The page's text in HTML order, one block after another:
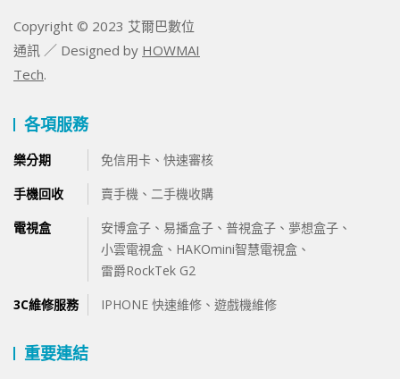
Copyright © 2023 艾爾巴數位
通訊 ／ Designed by HOWMAI
Tech.
各項服務
樂分期
免信用卡、快速審核
手機回收
賣手機、 二手機收購
電視盒
安博盒子 、 易播盒子 、 普視盒子 、 夢想盒子 、
小雲電視盒 、 HAKOmini智慧電視盒 、
雷爵RockTek G2
3C維修服務
IPHONE 快速維修 、 遊戲機維修
重要連結